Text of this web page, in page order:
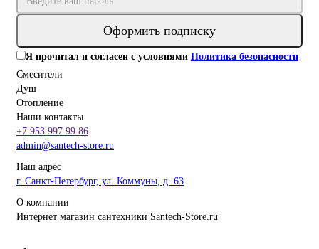
Оформить подписку
Я прочитал и согласен с условиями Политика безопасности
Смесители
Душ
Отопление
Наши контакты
+7 953 997 99 86
admin@santech-store.ru
Наш адрес
г. Санкт-Петербург, ул. Коммуны, д. 63
О компании
Интернет магазин сантехники Santech-Store.ru